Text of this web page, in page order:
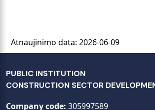
Atnaujinimo data: 2026-06-09
PUBLIC INSTITUTION
CONSTRUCTION SECTOR
Company code: 305997589